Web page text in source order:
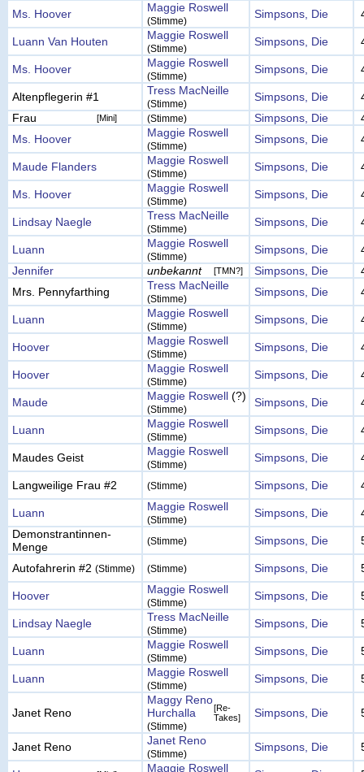
Ms. Hoover Maggie Roswell
(Stimme)
Simpsons, Die
Luann Van Houten Maggie Roswell
(Stimme)
Simpsons, Die
Ms. Hoover Maggie Roswell
(Stimme)
Simpsons, Die
Altenpflegerin #1 Tress MacNeille
(Stimme)
Simpsons, Die
Frau
[Mini] (Stimme) Simpsons, Die
Ms. Hoover
Maggie Roswell
(Stimme)
Simpsons, Die
Maude Flanders Maggie Roswell
(Stimme)
Simpsons, Die
Ms. Hoover Maggie Roswell
(Stimme)
Simpsons, Die
Lindsay Naegle Tress MacNeille
(Stimme)
Simpsons, Die
Luann Maggie Roswell
(Stimme)
Simpsons, Die
Jennifer
unbekannt [TMN?] Simpsons, Die
Mrs. Pennyfarthing
Tress MacNeille
(Stimme)
Simpsons, Die
Luann Maggie Roswell
(Stimme)
Simpsons, Die
Hoover Maggie Roswell
(Stimme)
Simpsons, Die
Hoover Maggie Roswell
(Stimme)
Simpsons, Die
Maude Maggie Roswell (?)
(Stimme)
Simpsons, Die
Luann Maggie Roswell
(Stimme)
Simpsons, Die
Maudes Geist Maggie Roswell
(Stimme)
Simpsons, Die
Langweilige Frau #2 (Stimme) Simpsons, Die
Luann Maggie Roswell
(Stimme)
Simpsons, Die
Demonstrantinnen-
Menge
(Stimme) Simpsons, Die
Autofahrerin #2 (Stimme) (Stimme) Simpsons, Die
Hoover Maggie Roswell
(Stimme)
Simpsons, Die
Lindsay Naegle Tress MacNeille
(Stimme)
Simpsons, Die
Luann Maggie Roswell
(Stimme)
Simpsons, Die
Luann Maggie Roswell
(Stimme)
Simpsons, Die
Janet Reno
Maggy Reno
Hurchalla
(Stimme)
[Re-
Takes]
Simpsons, Die
Janet Reno Janet Reno
(Stimme)
Simpsons, Die
Maggie Roswell